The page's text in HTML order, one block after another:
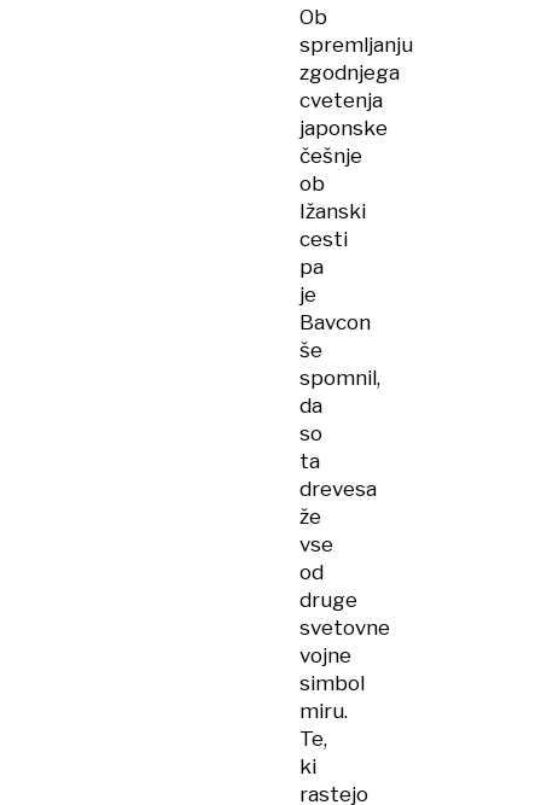
Ob
spremljanju
zgodnjega
cvetenja
japonske
češnje
ob
Ižanski
cesti
pa
je
Bavcon
še
spomnil,
da
so
ta
drevesa
že
vse
od
druge
svetovne
vojne
simbol
miru.
Te,
ki
rastejo